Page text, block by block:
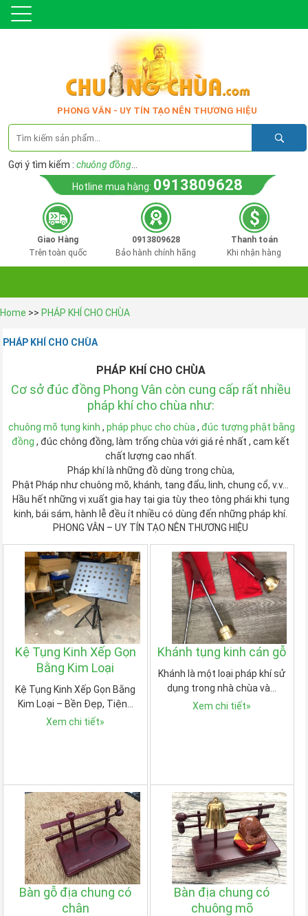
PHONG VÂN - UY TÍN TẠO NÊN THƯƠNG HIỆU
Gợi ý tìm kiếm : chuông đồng
Hotline mua hàng: 0913809628
Giao Hàng
Trên toàn quốc
0913809628
Bảo hành chính hãng
Thanh toán
Khi nhận hàng
Home >> PHÁP KHÍ CHO CHÙA
PHÁP KHÍ CHO CHÙA
PHÁP KHÍ CHO CHÙA
Cơ sở đúc đồng Phong Vân còn cung cấp rất nhiều
pháp khí cho chùa như:
chuông mõ tụng kinh , pháp phục cho chùa , đúc tượng phật bằng
đồng , đúc chông đồng, làm trống chùa với giá rẻ nhất , cam kết
chất lượng cao nhất.
Pháp khílà những đồ dùng trong chùa,
Phật Pháp như chuông mõ, khánh, tang đẩu, linh, chung cổ, v.v…
Hầu hết những vị xuất gia hay tại gia tùy theo tông phái khi tụng
kinh, bái sám, hành lễ đều ít nhiều có dùng đến những pháp khí.
PHONG VÂN – UY TÍN TẠO NÊN THƯƠNG HIỆU
Kệ Tụng Kinh Xếp Gọn
Bằng Kim Loại
Kệ Tụng Kinh Xếp Gọn Bằng
Kim Loại – Bền Đẹp, Tiện…
Xem chi tiết»
Khánh tụng kinh cán gỗ
Khánh là một loại pháp khí sử
dụng trong nhà chùa và…
Xem chi tiết»
Bàn gỗ địa chung có
chân
Bàn địa chung có
chuông mõ